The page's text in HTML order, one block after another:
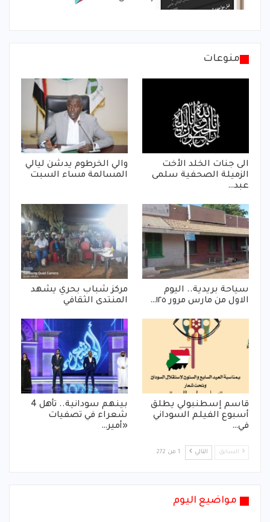
منوعات
الى جنات الخلد الأخت
الزميلة الصحفية سلمى
عبد…
والي الخرطوم يدشن ليالي
المسالمة مساء السبت
سياحة بريدية.. اليوم
الاول من مارس مرور ١٢٥…
مركز شباب بحري يشهد
المنتدى الثقافي
قاسم إسطنبولي يطلق
أسبوع الفيلم السوداني
في…
بينهم سودانية.. تأهل 4
شعراء في تصفيات
«أمير…
السابق التالي 1 من 272
مواضيع اليوم